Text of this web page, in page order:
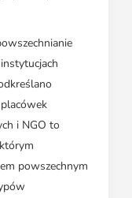
placówek
i NGO to
powszechnym